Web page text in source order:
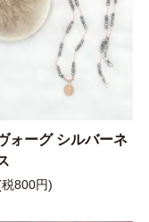
ォーグ シルバーネ
800円)